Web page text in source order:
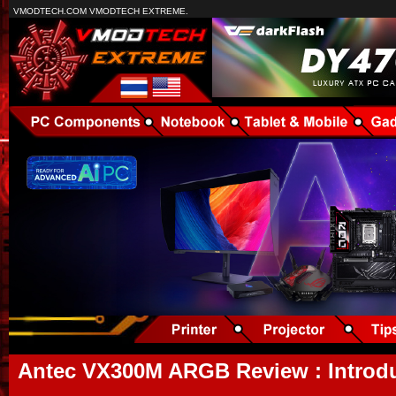
VMODTECH.COM VMODTECH EXTREME.
Antec VX300M ARGB Review :